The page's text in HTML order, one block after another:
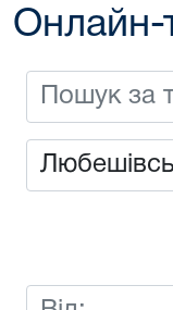
Онлайн-